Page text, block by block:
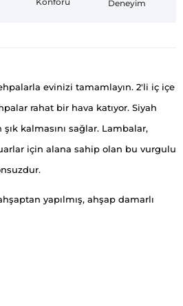
Deneyim
evinizi tamamlayın. 2'li iç içe
rahat bir hava katıyor. Siyah
kalmasını sağlar. Lambalar,
için alana sahip olan bu vurgulu
yapılmış, ahşap damarlı